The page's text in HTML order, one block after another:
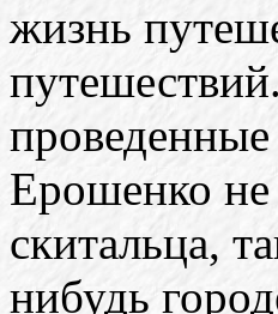
жизнь
Ерошенко не
скитальца,
нибудь